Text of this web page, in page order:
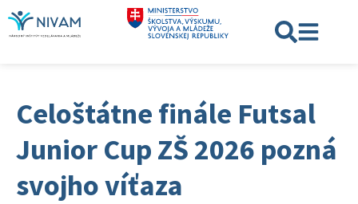
Celoštátne finále Futsal
Junior Cup ZŠ 2026 pozná
svojho víťaza